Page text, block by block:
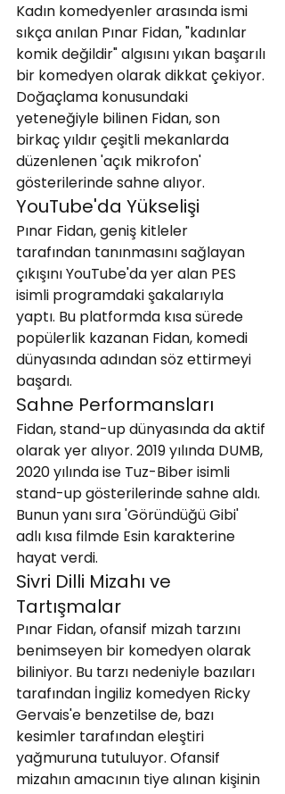
Kadın komedyenler arasında ismi
sıkça anılan Pınar Fidan, "kadınlar
komik değildir" algısını yıkan başarılı
bir komedyen olarak dikkat çekiyor.
Doğaçlama konusundaki
yeteneğiyle bilinen Fidan, son
birkaç yıldır çeşitli mekanlarda
düzenlenen 'açık mikrofon'
gösterilerinde sahne alıyor.
YouTube'da Yükselişi
Pınar Fidan, geniş kitleler
tarafından tanınmasını sağlayan
çıkışını YouTube'da yer alan PES
isimli programdaki şakalarıyla
yaptı. Bu platformda kısa sürede
popülerlik kazanan Fidan, komedi
dünyasında adından söz ettirmeyi
başardı.
Sahne Performansları
Fidan, stand-up dünyasında da aktif
olarak yer alıyor. 2019 yılında DUMB,
2020 yılında ise Tuz-Biber isimli
stand-up gösterilerinde sahne aldı.
Bunun yanı sıra 'Göründüğü Gibi'
adlı kısa filmde Esin karakterine
hayat verdi.
Sivri Dilli Mizahı ve
Tartışmalar
Pınar Fidan, ofansif mizah tarzını
benimseyen bir komedyen olarak
biliniyor. Bu tarzı nedeniyle bazıları
tarafından İngiliz komedyen Ricky
Gervais'e benzetilse de, bazı
kesimler tarafından eleştiri
yağmuruna tutuluyor. Ofansif
mizahın amacının tiye alınan kişinin